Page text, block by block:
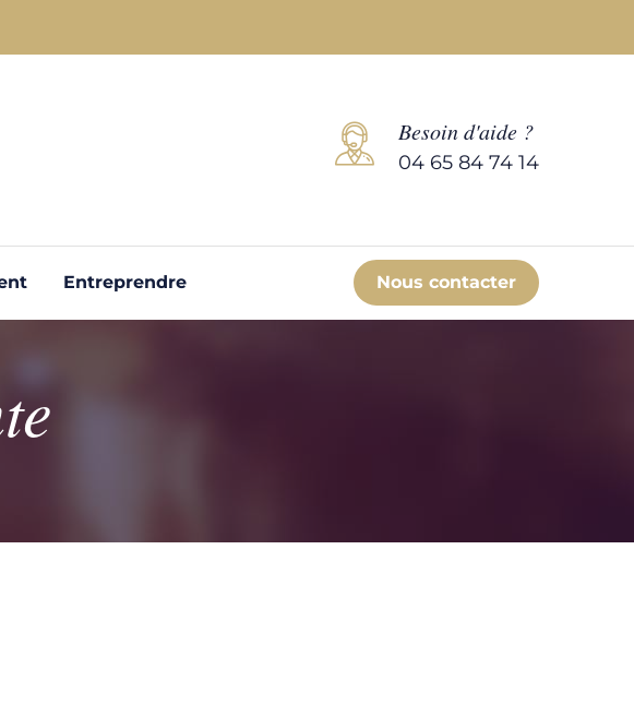
Besoin d'aide ?
04 65 84 74 14
Entreprendre Nous contacter